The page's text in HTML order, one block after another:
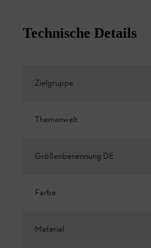
Technische Details
Zielgruppe
Themenwelt
Größenbenennung DE
Farbe
Material